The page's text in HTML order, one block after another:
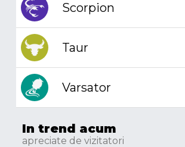
Scorpion
Taur
Varsator
In trend acum
apreciate de vizitatori